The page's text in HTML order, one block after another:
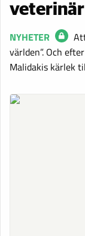
veterinär
NYHETER
världen”. Och
Malidakis kärlek